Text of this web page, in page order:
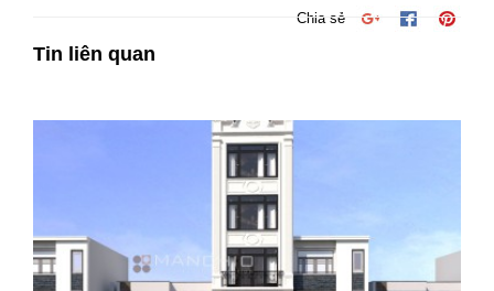
Chia sẻ
Tin liên quan